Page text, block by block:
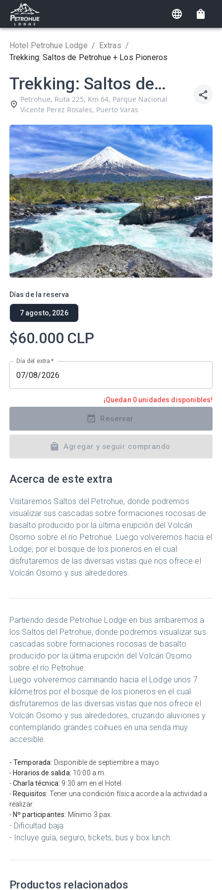
Hotel Petrohue Lodge / Extras /
Trekking: Saltos de Petrohue + Los Pioneros
Trekking: Saltos de
Petrohue + Los
Pioneros
Petrohue, Ruta 225, Km 64, Parque Nacional
Vicente Perez Rosales, Puerto Varas
Acerca de este extra
Visitaremos Saltos del Petrohue, donde podremos
visualizar sus cascadas sobre formaciones rocosas de
basalto producido por la última erupción del Volcán
Osorno sobre el río Petrohue. Luego volveremos hacia el
Lodge, por el bosque de los pioneros en el cual
disfrutaremos de las diversas vistas que nos ofrece el
Volcán Osorno y sus alrededores.
Partiendo desde Petrohue Lodge en bus arribaremos a
los Saltos del Petrohue, donde podremos visualizar sus
cascadas sobre formaciones rocosas de basalto
producido por la última erupción del Volcán Osorno
sobre el río Petrohue.
Luego volveremos caminando hacia el Lodge unos 7
kilómetros por el bosque de los pioneros en el cual
disfrutaremos de las diversas vistas que nos ofrece el
Volcán Osorno y sus alrededores, cruzando aluviones y
contemplando grandes coihues en una senda muy
accesible.
- Temporada: Disponible de septiembre a mayo
- Horarios de salida: 10:00 a.m.
-Charla técnica: 9:30 am en el Hotel.
- Requisitos: Tener una condición física acorde a la actividad a
realizar.
- Nº participantes: Mínimo 3 pax.
- Dificultad baja
- Incluye guía, seguro, tickets, bus y box lunch.
Productos relacionados
Días de la reserva
7 agosto, 2026
$60.000 CLP
Día del extra *
¡Quedan 0 unidades disponibles!
Reservar
Agregar y seguir comprando